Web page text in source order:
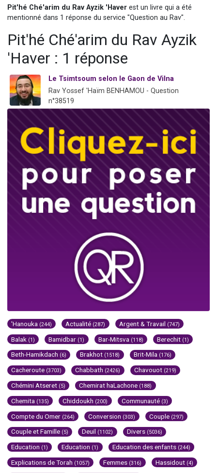
Dovan vient de donner son Maasser
2 personnes viennent de nous rejoindre sur WhatsApp
Malgorzata vient de donner son Maasser
Pit'hé Ché'arim du Rav Ayzik 'Haver est un livre qui a été
mentionné dans 1 réponse du service "Question au Rav".
Pit'hé Ché'arim du Rav Ayzik
'Haver : 1 réponse
Le Tsimtsoum selon le Gaon de Vilna
Rav Yossef 'Haïm BENHAMOU - Question
n°38519
'Hanouka (244) Actualité (287) Argent & Travail (747)
Balak (1) Bamidbar (1) Bar-Mitsva (118) Berechit (1)
Beth-Hamikdach (6) Brakhot (1518) Brit-Mila (176)
Cacheroute (3703) Chabbath (2426) Chavouot (219)
Chémini Atseret (5) Chemirat haLachone (188)
Chemita (135) Chiddoukh (200) Communauté (3)
Compte du Omer (264) Conversion (303) Couple (297)
Couple et Famille (5) Deuil (1102) Divers (5036)
Education (1) Education (1) Education des enfants (244)
Explications de Torah (1057) Femmes (316) Hassidout (4)